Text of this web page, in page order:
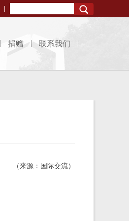
捐赠 联系我们
（来源：国际交流）